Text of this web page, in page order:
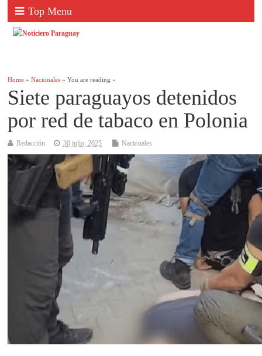
Top Menu
Home »Nacionales » You are reading »
Siete paraguayos detenidos
por red de tabaco en Polonia
Redacción 30 julio, 2025 Nacionales